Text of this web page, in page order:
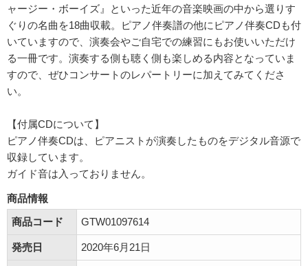
ャージー・ボーイズ』といった近年の音楽映画の中から選りす
ぐりの名曲を18曲収載。ピアノ伴奏譜の他にピアノ伴奏CDも付
いていますので、演奏会やご自宅での練習にもお使いいただけ
る一冊です。演奏する側も聴く側も楽しめる内容となっていま
すので、ぜひコンサートのレパートリーに加えてみてくださ
い。
【付属CDについて】
ピアノ伴奏CDは、ピアニストが演奏したものをデジタル音源で
収録しています。
ガイド音は入っておりません。
商品情報
商品コード
GTW01097614
発売日 2020年6月21日